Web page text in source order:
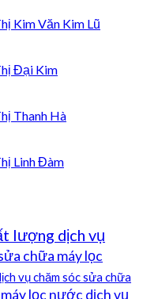
Kim Văn Kim Lũ
Đại Kim
Thanh Hà
Linh Đàm
lượng dịch vụ
chữa máy lọc
vụ chăm sóc sửa chữa
lọc nước dịch vụ